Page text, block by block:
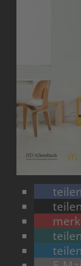
teilen
teilen
teilen
teilen